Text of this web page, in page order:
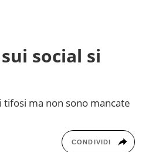
social si
tifosi ma non sono mancate
CONDIVIDI